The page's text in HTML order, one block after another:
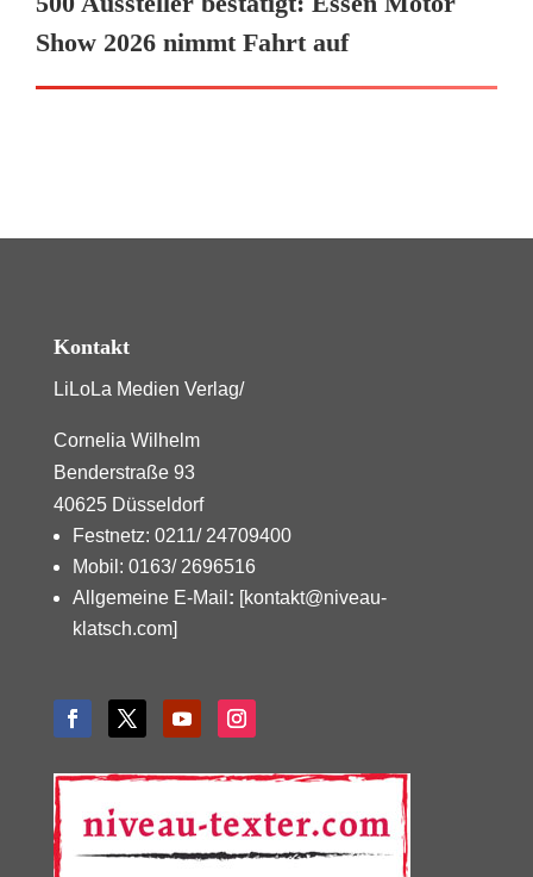
Show 2026 nimmt Fahrt auf
Kontakt
LiLoLa Medien Verlag/
Cornelia Wilhelm
Benderstraße 93
40625 Düsseldorf
Festnetz: 0211/ 24709400
Mobil: 0163/ 2696516
Allgemeine E-Mail : [kontakt@niveau-
klatsch.com]